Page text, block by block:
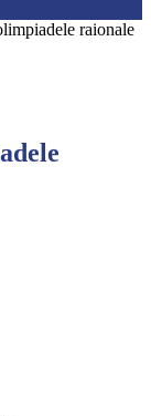
raionale